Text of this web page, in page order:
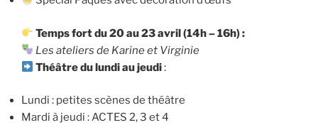
Temps fort du 20 au 23 avril (14h – 16h) :
Les ateliers de Karine et Virginie
Théâtre du lundi au jeudi:
Lundi : petites scènes de théâtre
Mardi à jeudi : ACTES 2, 3 et 4